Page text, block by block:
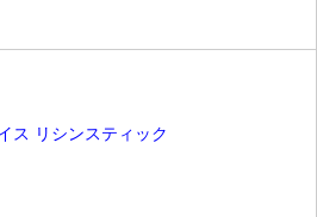
ス リシンスティック